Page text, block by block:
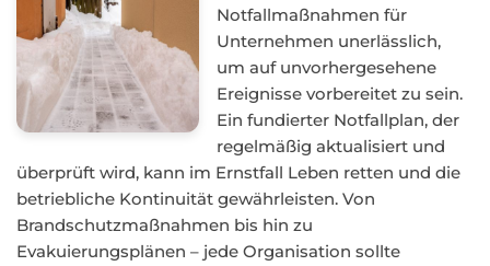
Notfallmaßnahmen für
Unternehmen unerlässlich,
um auf unvorhergesehene
Ereignisse vorbereitet zu sein.
Ein fundierter Notfallplan, der
regelmäßig aktualisiert und
überprüft wird, kann im Ernstfall Leben retten und die
betriebliche Kontinuität gewährleisten. Von
Brandschutzmaßnahmen bis hin zu
Evakuierungsplänen – jede Organisation sollte